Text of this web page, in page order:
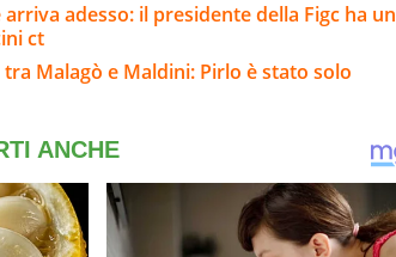
adesso: il presidente della Figc ha un
ct
Malagò e Maldini: Pirlo è stato solo